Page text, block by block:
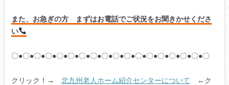
また、お急ぎの方 まずはお電話でご状況をお聞きかせくださ
い
〇●〇●〇●〇●〇●〇●〇●〇●〇●〇●〇●〇●〇●〇●〇●〇●〇●〇
クリック！→ 北九州老人ホーム紹介センターについて ←ク